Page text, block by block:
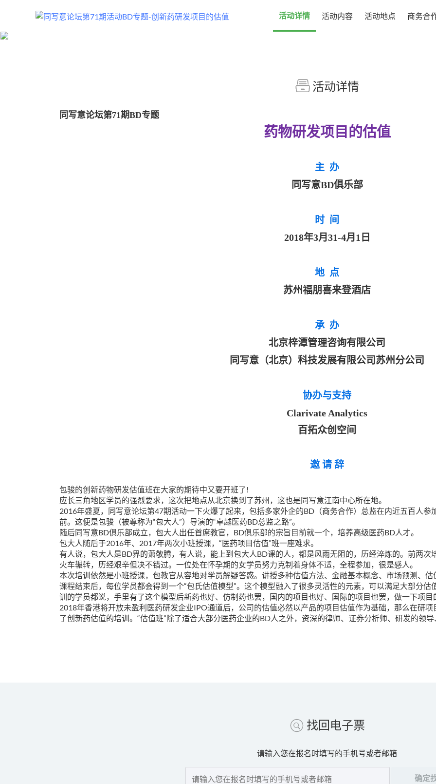
活动详情 活动内容 活动地点 商务合
活动详情
同写意论坛第71期BD专题
药物研发项目的估值
主 办
同写意BD俱乐部
时 间
2018年3月31-4月1日
地 点
苏州福朋喜来登酒店
承 办
北京梓潭管理咨询有限公司
同写意（北京）科技发展有限公司苏州分公司
协办与支持
Clarivate Analytics
百拓众创空间
邀 请 辞
包骏的创新药物研发估值班在大家的期待中又要开班了 !
应长三角地区学员的强烈要求，这次把地点从北京换到了苏州，这也是同写意江南中心所在地。
2016年盛夏，同写意论坛第47期活动一下火爆了起来，包括多家外企的BD （商务合作）总监在内近五百人参
前。这便是包骏（被尊称为“包大人”）导演的“卓越医药BD总监之路”。
随后同写意BD俱乐部成立，包大人出任首席教官， BD俱乐部的宗旨目前就一个，培养高级医药BD人才。
包大人随后于2016年、 2017年两次小班授课， “ 医药项目估值”班一座难求。
有人说，包大人是BD界的萧敬腾，有人说，能上到包大人BD课的人，都是风雨无阻的，历经淬炼的。前两
火车辗转，历经艰辛但决不错过。一位处在怀孕期的女学员努力克制着身体不适，全程参加，很是感人。
本次培训依然是小班授课，包教官从容地对学员解疑答惑。讲授多种估值方法、金融基本概念、市场预测、
课程结束后，每位学员都会得到一个“包氏估值模型”。这个模型融入了很多灵活性的元素，可以满足大部分
训的学员都说，手里有了这个模型后新药也好、仿制药也罢，国内的项目也好、国际的项目也罢，做一下项
2018年香港将开放未盈利医药研发企业IPO通道后，公司的估值必然以产品的项目估值作为基础，那么在研
了创新药估值的培训。 “估值班”除了适合大部分医药企业的BD人之外，资深的律师、证券分析师、研发的领
找回电子票
请输入您在报名时填写的手机号或者邮箱
确定